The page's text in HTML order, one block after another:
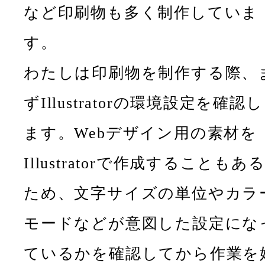
など印刷物も多く制作していま
す。
わたしは印刷物を制作する際、
ずIllustratorの環境設定を確認し
ます。Webデザイン用の素材を
Illustratorで作成することもある
ため、文字サイズの単位やカラ
モードなどが意図した設定にな
ているかを確認してから作業を